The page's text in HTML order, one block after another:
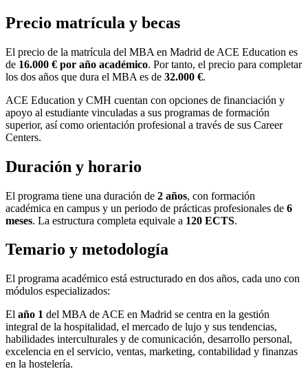
Precio matrícula y becas
El precio de la matrícula del MBA en Madrid de ACE Education es
de 16.000 € por año académico. Por tanto, el precio para completar
los dos años que dura el MBA es de 32.000 €.
ACE Education y CMH cuentan con opciones de financiación y
apoyo al estudiante vinculadas a sus programas de formación
superior, así como orientación profesional a través de sus Career
Centers.
Duración y horario
El programa tiene una duración de 2 años, con formación
académica en campus y un periodo de prácticas profesionales de 6
meses. La estructura completa equivale a 120 ECTS.
Temario y metodología
El programa académico está estructurado en dos años, cada uno con
módulos especializados:
El año 1 del MBA de ACE en Madrid se centra en la gestión
integral de la hospitalidad, el mercado de lujo y sus tendencias,
habilidades interculturales y de comunicación, desarrollo personal,
excelencia en el servicio, ventas, marketing, contabilidad y finanzas
en la hostelería.